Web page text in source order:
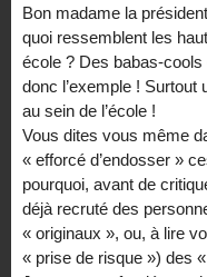
Bon madame la
quoi ressemblent les
école ? Des babas-
donc l’exemple !
au sein de l’école !
Vous dites vous même
« efforcé d’endosser »
pourquoi, avant de
déjà recruté des
« originaux », ou, à lire
« prise de risque ») des